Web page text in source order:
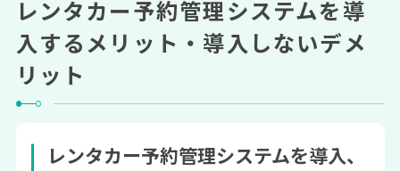
レンタカー予約管理システムを導
入するメリット・導入しないデメ
リット
レンタカー予約管理システムを導入、